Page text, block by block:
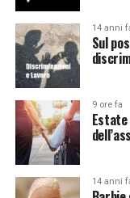
14 anni
Sul
9 ore fa
14 anni